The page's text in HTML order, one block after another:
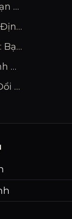
5 Rào Cản Thiêu Rụi Phước Báu Bạn Cần Biết
Nghiệp Là Gì? Kho Dữ Liệu Quyết Định Vận Mệnh Bạn
Tuổi Trưởng Thành Khác Tuổi Đời: Bạn Đang Bao Nhiêu?
Mật Mã 3773: Công Thức Trở Thành Chuyên Gia Đỉnh Cao
Ngôn Ngữ Ánh Sáng: Đổi Lời Nói, Đổi Vận Mệnh